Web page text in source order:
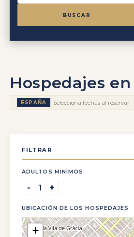
BUSCAR
Hospedajes
ESPAÑA · Selecciona fechas al reservar
FILTRAR
ADULTOS MINIMOS
- 1 +
UBICACIÓN DE LOS HOSPEDAJES
+